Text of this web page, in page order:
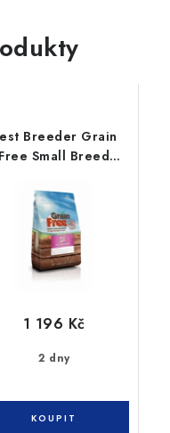
Breeder Grain
Free Small Breed
Sweet Potato &
Asparagus 6kg
2 dny
1 196 Kč